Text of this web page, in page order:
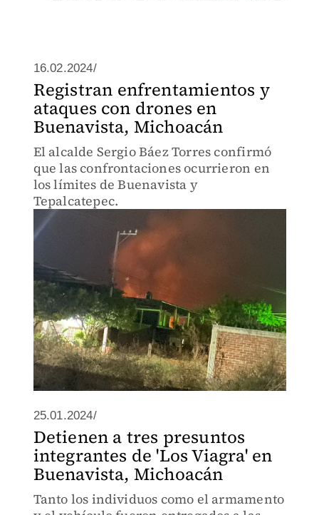
16.02.2024/
Registran enfrentamientos y
ataques con drones en
Buenavista, Michoacán
El alcalde Sergio Báez Torres confirmó
que las confrontaciones ocurrieron en
los límites de Buenavista y
Tepalcatepec.
25.01.2024/
Detienen a tres presuntos
integrantes de 'Los Viagra' en
Buenavista, Michoacán
Tanto los individuos como el armamento